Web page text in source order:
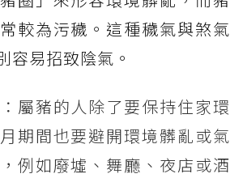
較為污穢。這種穢氣與煞氣
容易招致陰氣。
屬豬的人除了要保持住家環
期間也要避開環境髒亂或氣
例如廢墟、舞廳、夜店或酒